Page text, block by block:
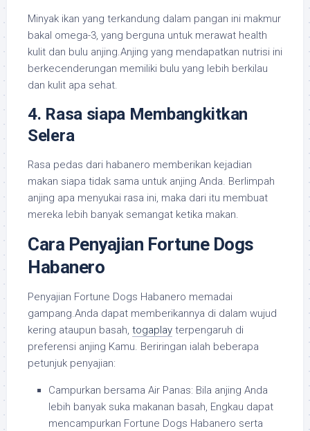
Minyak ikan yang terkandung dalam pangan ini makmur
bakal omega-3, yang berguna untuk merawat health
kulit dan bulu anjing.Anjing yang mendapatkan nutrisi ini
berkecenderungan memiliki bulu yang lebih berkilau
dan kulit apa sehat.
4. Rasa siapa Membangkitkan
Selera
Rasa pedas dari habanero memberikan kejadian
makan siapa tidak sama untuk anjing Anda. Berlimpah
anjing apa menyukai rasa ini, maka dari itu membuat
mereka lebih banyak semangat ketika makan.
Cara Penyajian Fortune Dogs
Habanero
Penyajian Fortune Dogs Habanero memadai
gampang.Anda dapat memberikannya di dalam wujud
kering ataupun basah, togaplay terpengaruh di
preferensi anjing Kamu. Beriringan ialah beberapa
petunjuk penyajian:
Campurkan bersama Air Panas: Bila anjing Anda
lebih banyak suka makanan basah, Engkau dapat
mencampurkan Fortune Dogs Habanero serta